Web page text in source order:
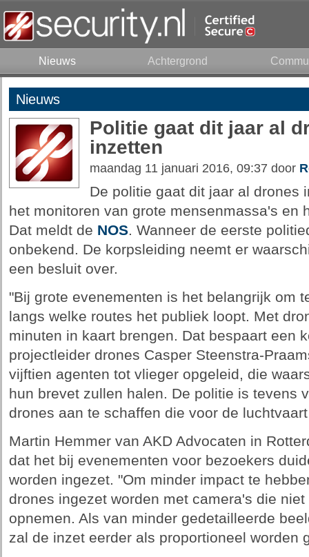
Nieuws Achtergrond
Nieuws
Politie gaat dit jaar al
inzetten
maandag 11 januari 2016, 09:37 door
De politie gaat dit jaar al drones
het monitoren van grote mensenmassa's en
Dat meldt de NOS. Wanneer de eerste
onbekend. De korpsleiding neemt er
een besluit over.
"Bij grote evenementen is het belangrijk om
langs welke routes het publiek loopt. Met
minuten in kaart brengen. Dat bespaart een
projectleider drones Casper Steenstra-
vijftien agenten tot vlieger opgeleid, die
hun brevet zullen halen. De politie is tevens
drones aan te schaffen die voor de
Martin Hemmer van AKD Advocaten in
dat het bij evenementen voor bezoekers
worden ingezet. "Om minder impact te
drones ingezet worden met camera's die
opnemen. Als van minder gedetailleerde
zal de inzet eerder als proportioneel worden